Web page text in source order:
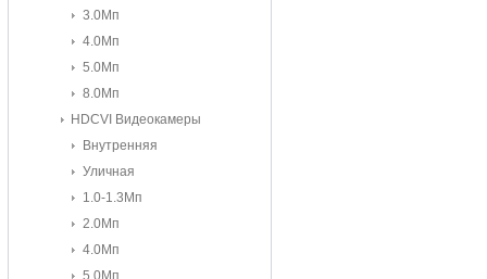
3.0Мп
4.0Мп
5.0Мп
8.0Мп
HDCVI Видеокамеры
Внутренняя
Уличная
1.0-1.3Мп
2.0Мп
4.0Мп
5.0Мп